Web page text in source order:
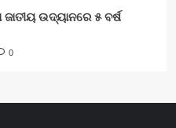
ଉଦ୍ୟାନରେ ୫ ବର୍ଷ
0